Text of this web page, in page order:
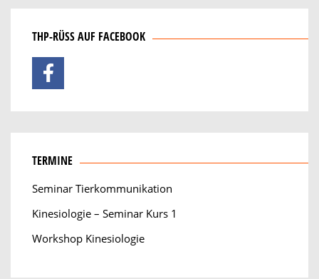
THP-RÜSS AUF FACEBOOK
TERMINE
Seminar Tierkommunikation
Kinesiologie – Seminar Kurs 1
Workshop Kinesiologie